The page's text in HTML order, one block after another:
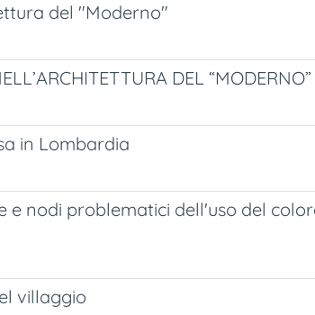
del "Moderno"
DEL “MODERNO”
in Lombardia
nodi problematici dell'uso del
villaggio